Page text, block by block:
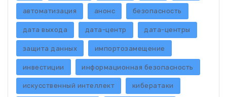
автоматизация анонс безопасность
дата выхода дата-центр дата-центры
защита данных импортозамещение
инвестиции информационная безопасность
искусственный интеллект кибератаки